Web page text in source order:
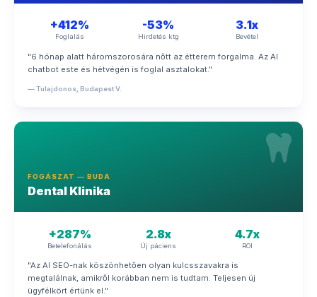
+412%
Foglalás
-53%
Hirdetés ktg
3.1x
Bevétel
"6 hónap alatt háromszorosára nőtt az étterem forgalma. Az AI
chatbot este és hétvégén is foglal asztalokat."
— Tulajdonos, Budapest V.
FOGÁSZAT — BUDA
Dental Klinika
+287%
Betelefonálás
2.8x
Új páciens
4.7x
ROI
"Az AI SEO-nak köszönhetően olyan kulcsszavakra is
megtalálnak, amikről korábban nem is tudtam. Teljesen új
ügyfélkört értünk el."